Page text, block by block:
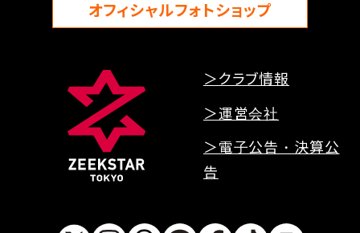
オフィシャルフォトショップ
＞クラブ情報
＞運営会社
＞電子公告・決算公
告